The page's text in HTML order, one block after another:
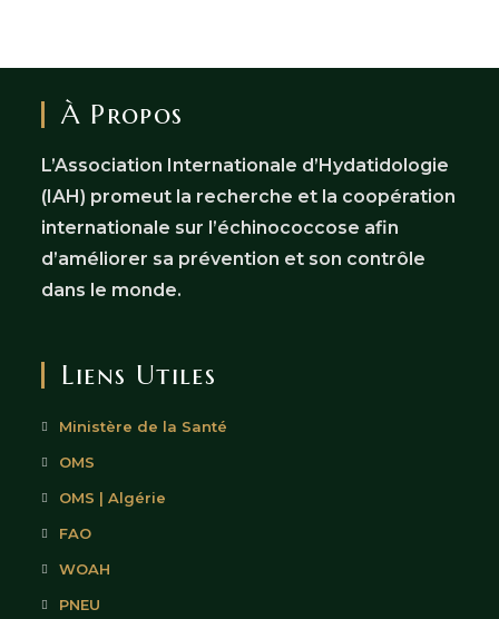
À Propos
L’Association Internationale d’Hydatidologie
(IAH) promeut la recherche et la coopération
internationale sur l’échinococcose afin
d’améliorer sa prévention et son contrôle
dans le monde.
Liens Utiles
Ministère de la Santé
OMS
OMS | Algérie
FAO
WOAH
PNEU